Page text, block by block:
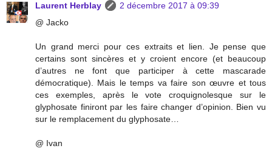
Laurent Herblay
2 décembre 2017 à 09:39
@ Jacko
Un grand merci pour ces extraits et lien. Je pense que
certains sont sincères et y croient encore (et beaucoup
d’autres ne font que participer à cette mascarade
démocratique). Mais le temps va faire son œuvre et tous
ces exemples, après le vote croquignolesque sur le
glyphosate finiront par les faire changer d’opinion. Bien vu
sur le remplacement du glyphosate…
@ Ivan